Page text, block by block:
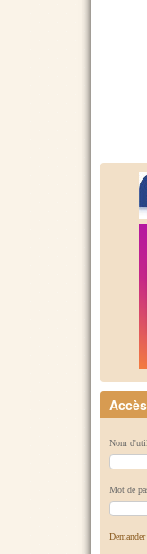
Nom
Mot de